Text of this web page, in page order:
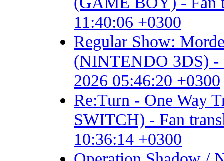
11:40:06 +0300
Regular Show:
(NINTENDO 3DS) -
2026 05:46:20 +0300
Re:Turn - One Way
SWITCH) - Fan
10:36:14 +0300